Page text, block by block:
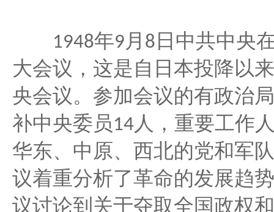
1948年9 月 8 日中共中央
大会议，这是自日本投降以
央会议。参加会议的有政治
补中央委员 14人，重要工作
华东、中原、西北的党和军
议着重分析了革命的发展趋
议讨论到关于夺取全国政权